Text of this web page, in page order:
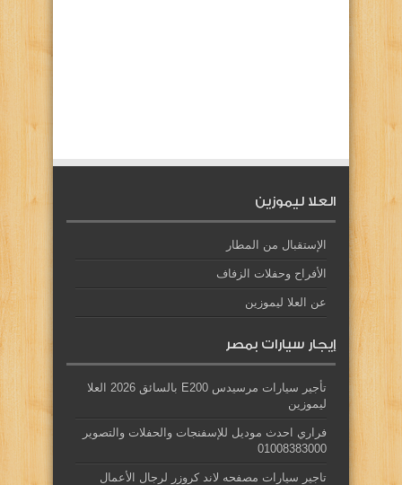
العلا ليموزين
الإستقبال من المطار
الأفراح وحفلات الزفاف
عن العلا ليموزين
إيجار سيارات بمصر
تأجير سيارات مرسيدس E200 بالسائق 2026 العلا
ليموزين
فراري احدث موديل للإسفنجات والحفلات والتصوير
01008383000
تاجير سيارات مصفحه لاند كروزر لرجال الأعمال